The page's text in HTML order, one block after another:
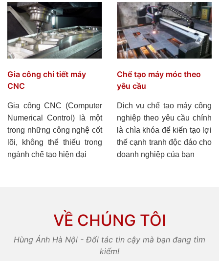
Gia công chi tiết máy
CNC
Gia công CNC (Computer
Numerical Control) là một
trong những công nghệ cốt
lõi, không thể thiếu trong
ngành chế tạo hiện đại
Chế tạo máy móc theo
yêu cầu
Dịch vụ chế tạo máy công
nghiệp theo yêu cầu chính
là chìa khóa để kiến tạo lợi
thế cạnh tranh độc đáo cho
doanh nghiệp của bạn
VỀ CHÚNG TÔI
Hùng Ánh Hà Nội - Đối tác tin cậy mà bạn đang tìm
kiếm!